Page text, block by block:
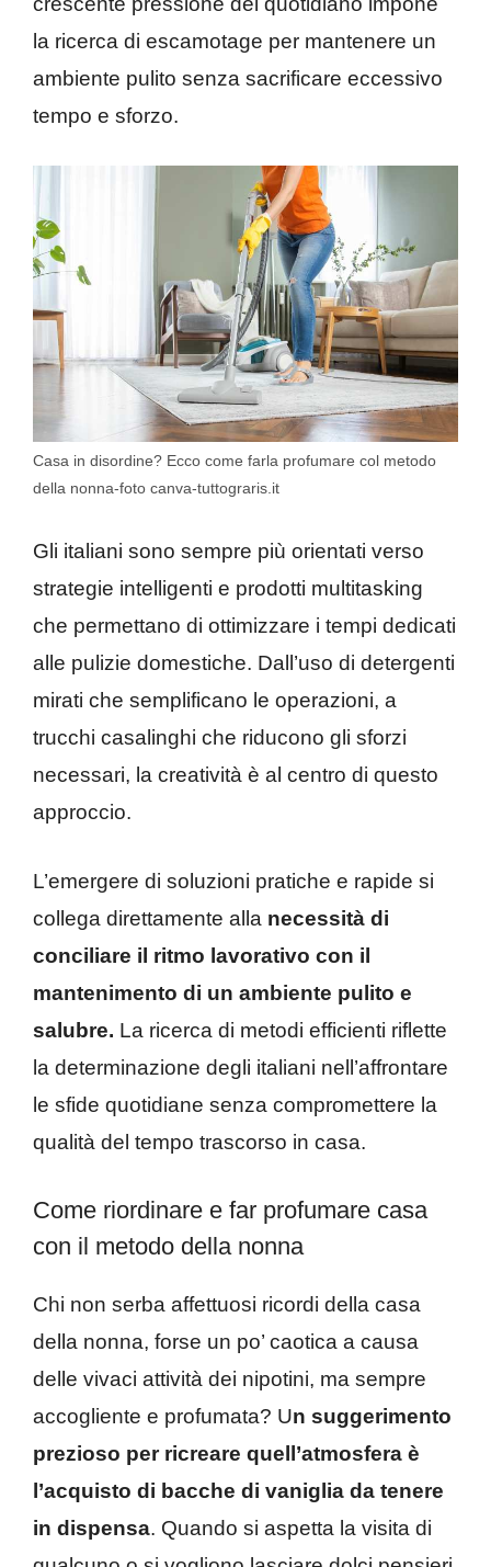
la ricerca di escamotage per mantenere un
ambiente pulito senza sacrificare eccessivo
tempo e sforzo.
Casa in disordine? Ecco come farla profumare col metodo
della nonna-foto canva-tuttograris.it
Gli italiani sono sempre più orientati verso
strategie intelligenti e prodotti multitasking
che permettano di ottimizzare i tempi dedicati
alle pulizie domestiche. Dall’uso di detergenti
mirati che semplificano le operazioni, a
trucchi casalinghi che riducono gli sforzi
necessari, la creatività è al centro di questo
approccio.
L’emergere di soluzioni pratiche e rapide si
collega direttamente alla necessità di
conciliare il ritmo lavorativo con il
mantenimento di un ambiente pulito e
salubre. La ricerca di metodi efficienti riflette
la determinazione degli italiani nell’affrontare
le sfide quotidiane senza compromettere la
qualità del tempo trascorso in casa.
Come riordinare e far profumare casa
con il metodo della nonna
Chi non serba affettuosi ricordi della casa
della nonna, forse un po’ caotica a causa
delle vivaci attività dei nipotini, ma sempre
accogliente e profumata? Un suggerimento
prezioso per ricreare quell’atmosfera è
l’acquisto di bacche di vaniglia da tenere
in dispensa. Quando si aspetta la visita di